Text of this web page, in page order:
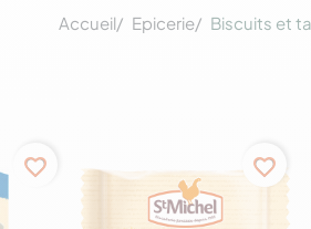
Accueil Epicerie Biscuits et
favorite_border favorite_border